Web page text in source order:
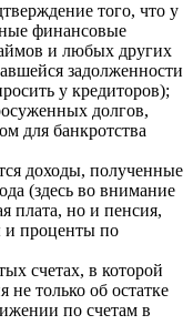
того, что у
финансовые
и любых других
задолженности
у кредиторов);
долгов,
для банкротства
доходы, полученные
(здесь во внимание
плата, но и пенсия,
и проценты по
счетах, в которой
только об остатке
по счетам в